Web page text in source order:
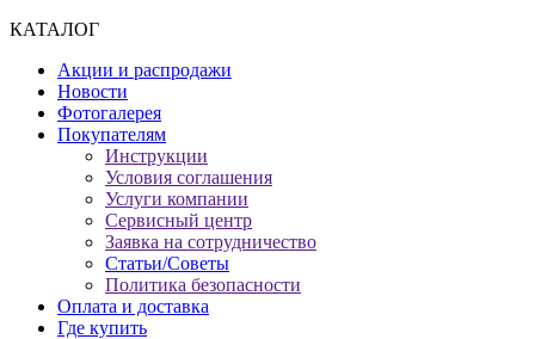
КАТАЛОГ
Акции и распродажи
Новости
Фотогалерея
Покупателям
Инструкции
Условия соглашения
Услуги компании
Сервисный центр
Заявка на сотрудничество
Статьи/Советы
Политика безопасности
Оплата и доставка
Где купить